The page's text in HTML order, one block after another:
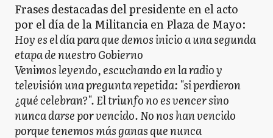
Frases destacadas del presidente en el acto
por el día de la Militancia en Plaza de Mayo:
Hoy es el día para que demos inicio a una segunda
etapa de nuestro Gobierno
Venimos leyendo, escuchando en la radio y
televisión una pregunta repetida: "si perdieron
¿qué celebran?". El triunfo no es vencer sino
nunca darse por vencido. No nos han vencido
porque tenemos más ganas que nunca